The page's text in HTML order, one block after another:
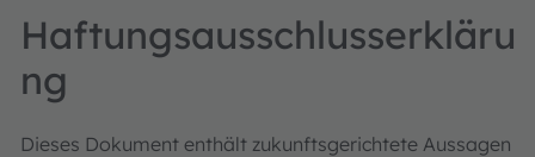
Haftungsausschlusserkläru
ng
Dieses Dokument enthält zukunftsgerichtete Aussagen